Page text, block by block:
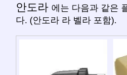
안도라 에는 다음과 같은
다. (안도라 라 벨라 포함).